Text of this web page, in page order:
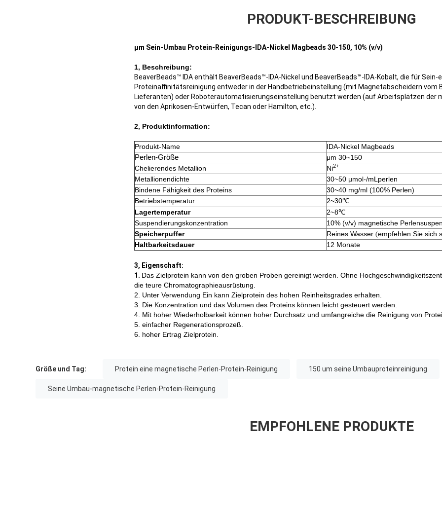
PRODUKT-BESCHREIBUNG
μm Sein-Umbau Protein-Reinigungs-IDA-Nickel Magbeads 30-150, 10% (v/v)
1, Beschreibung:
BeaverBeads™ IDA enthält BeaverBeads™-IDA-Nickel und BeaverBeads™-IDA-Kobalt, die für
Proteinaffinitätsreinigung entweder in der Handbetriebeinstellung (mit Magnetabscheidern vom
Lieferanten) oder Roboterautomatisierungseinstellung benutzt werden (auf Arbeitsplätzen der
von den Aprikosen-Entwürfen, Tecan oder Hamilton, etc.).
2, Produktinformation:
Produkt-Name IDA-Nickel Magbeads
Perlen-Größe
μm 30~150
Chelierendes Metallion
Ni2+
Metallionendichte
30~50 µmol-/mLperlen
Bindene Fähigkeit des Proteins
30~40 mg/ml (100% Perlen)
Betriebstemperatur
2~30℃
Lagertemperatur
2~8℃
Suspendierungskonzentration
10% (v/v) magnetische
Speicherpuffer
Reines Wasser (empfehlen Sie sich
Haltbarkeitsdauer
12 Monate
3, Eigenschaft:
1. Das Zielprotein kann von den groben Proben gereinigt werden. Ohne
die teure Chromatographieausrüstung.
2. Unter Verwendung Ein kann Zielprotein des hohen Reinheitsgrades erhalten.
3. Die Konzentration und das Volumen des Proteins können leicht gesteuert werden.
4. Mit hoher Wiederholbarkeit können hoher Durchsatz und umfangreiche die Reinigung von
5. einfacher Regenerationsprozeß.
6. hoher Ertrag Zielprotein.
Größe und Tag: Protein eine magnetische Perlen-Protein-Reinigung 150 um seine Umbauproteinreinigung
Seine Umbau-magnetische Perlen-Protein-Reinigung
EMPFOHLENE PRODUKTE